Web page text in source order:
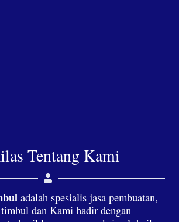
Tentang Kami
adalah spesialis jasa pembuatan,
dan Kami hadir dengan